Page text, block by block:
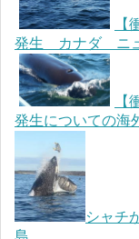
【
発生 カナダ ニュ
【
発生についての海
シャチ
島